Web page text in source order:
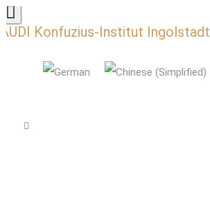
AUDI Konfuzius-Institut Ingolstadt